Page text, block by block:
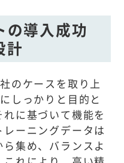
の導入成功
計
のケースを取り上
しっかりと目的と
に基づいて機能を
ーニングデータは
集め、バランスよ